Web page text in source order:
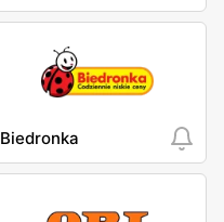
Biedronka